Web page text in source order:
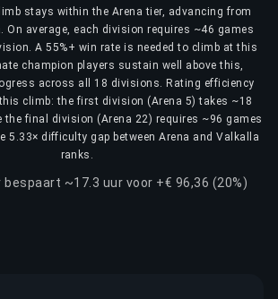
stays within the Arena tier, advancing from
On average, each division requires ~46 games
A 55%+ win rate is needed to climb at this
champion players sustain well above this,
across all 18 divisions. Rating efficiency
climb: the first division (Arena 5) takes ~18
the final division (Arena 22) requires ~96 games
5.33× difficulty gap between Arena and Valkalla
ranks.
~17.3 uur voor +€ 96,36 (20%)